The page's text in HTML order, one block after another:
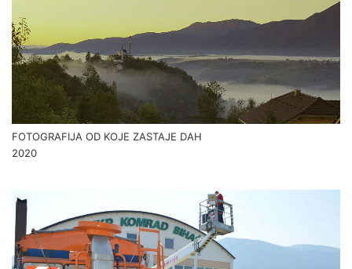
FOTOGRAFIJA OD KOJE ZASTAJE DAH
2020